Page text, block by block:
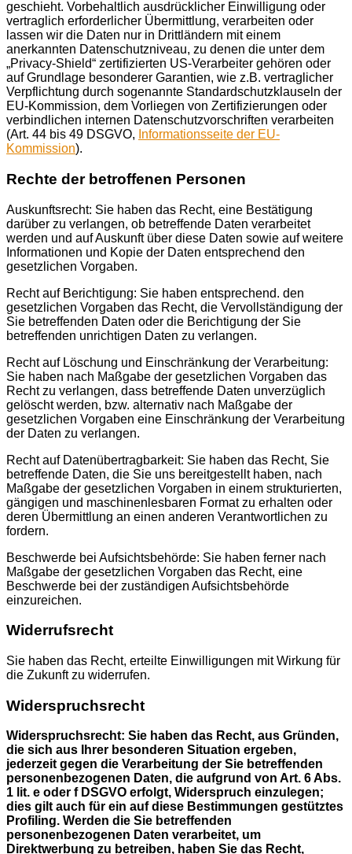
geschieht. Vorbehaltlich ausdrücklicher Einwilligung oder
vertraglich erforderlicher Übermittlung, verarbeiten oder
lassen wir die Daten nur in Drittländern mit einem
anerkannten Datenschutzniveau, zu denen die unter dem
„Privacy-Shield“ zertifizierten US-Verarbeiter gehören oder
auf Grundlage besonderer Garantien, wie z.B. vertraglicher
Verpflichtung durch sogenannte Standardschutzklauseln der
EU-Kommission, dem Vorliegen von Zertifizierungen oder
verbindlichen internen Datenschutzvorschriften verarbeiten
(Art. 44 bis 49 DSGVO, Informationsseite der EU-
Kommission).
Rechte der betroffenen Personen
Auskunftsrecht: Sie haben das Recht, eine Bestätigung
darüber zu verlangen, ob betreffende Daten verarbeitet
werden und auf Auskunft über diese Daten sowie auf weitere
Informationen und Kopie der Daten entsprechend den
gesetzlichen Vorgaben.
Recht auf Berichtigung: Sie haben entsprechend. den
gesetzlichen Vorgaben das Recht, die Vervollständigung der
Sie betreffenden Daten oder die Berichtigung der Sie
betreffenden unrichtigen Daten zu verlangen.
Recht auf Löschung und Einschränkung der Verarbeitung:
Sie haben nach Maßgabe der gesetzlichen Vorgaben das
Recht zu verlangen, dass betreffende Daten unverzüglich
gelöscht werden, bzw. alternativ nach Maßgabe der
gesetzlichen Vorgaben eine Einschränkung der Verarbeitung
der Daten zu verlangen.
Recht auf Datenübertragbarkeit: Sie haben das Recht, Sie
betreffende Daten, die Sie uns bereitgestellt haben, nach
Maßgabe der gesetzlichen Vorgaben in einem strukturierten,
gängigen und maschinenlesbaren Format zu erhalten oder
deren Übermittlung an einen anderen Verantwortlichen zu
fordern.
Beschwerde bei Aufsichtsbehörde: Sie haben ferner nach
Maßgabe der gesetzlichen Vorgaben das Recht, eine
Beschwerde bei der zuständigen Aufsichtsbehörde
einzureichen.
Widerrufsrecht
Sie haben das Recht, erteilte Einwilligungen mit Wirkung für
die Zukunft zu widerrufen.
Widerspruchsrecht
Widerspruchsrecht: Sie haben das Recht, aus Gründen,
die sich aus Ihrer besonderen Situation ergeben,
jederzeit gegen die Verarbeitung der Sie betreffenden
personenbezogenen Daten, die aufgrund von Art. 6 Abs.
1 lit. e oder f DSGVO erfolgt, Widerspruch einzulegen;
dies gilt auch für ein auf diese Bestimmungen gestütztes
Profiling. Werden die Sie betreffenden
personenbezogenen Daten verarbeitet, um
Direktwerbung zu betreiben, haben Sie das Recht,